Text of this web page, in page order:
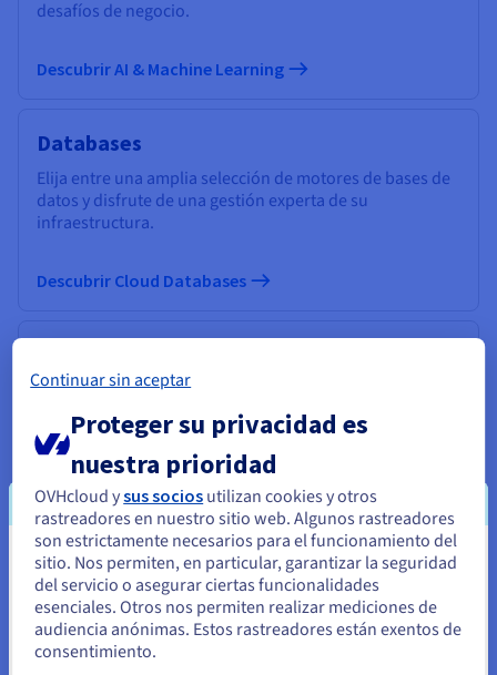
desafíos de negocio.
Descubrir AI & Machine Learning
Databases
Elija entre una amplia selección de motores de bases de
datos y disfrute de una gestión experta de su
infraestructura.
Descubrir Cloud Databases
Saque partido a sus datos y despliegue su Data Stack y
sus aplicaciones en una infraestructura administrada y
open source.
Descubrir Cloud Analytics
Data Platform
Cree y despliegue sus proyectos Data & Analytics en
tiempo récord con una solución completa, unificada,
colaborativa y accesible a todos los usuarios.
Parece que está ubicado en Estados
Unidos
Si quiere hacer un pedido desde Estados Unidos, deberá buscar
el sitio web adecuado y crear una cuenta.
Continuar sin aceptar
Proteger su privacidad es
nuestra prioridad
OVHcloud ysus socios utilizan cookies y otros
rastreadores en nuestro sitio web. Algunos rastreadores
son estrictamente necesarios para el funcionamiento del
sitio. Nos permiten, en particular, garantizar la seguridad
del servicio o asegurar ciertas funcionalidades
esenciales. Otros nos permiten realizar mediciones de
audiencia anónimas. Estos rastreadores están exentos de
consentimiento.